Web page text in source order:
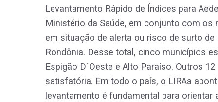
Levantamento Rápido de Índices para
Ministério da Saúde, em conjunto com os
em situação de alerta ou risco de surto
Rondônia. Desse total, cinco municípios
Espigão D´Oeste e Alto Paraíso. Outros
satisfatória. Em todo o país, o LIRAa
levantamento é fundamental para